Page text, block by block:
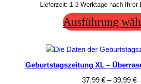
Lieferzeit: 1-3 Werktage nach Ihrer
Ausführung
Geburtstagszeitung XL –
37,99 € –39,99 €